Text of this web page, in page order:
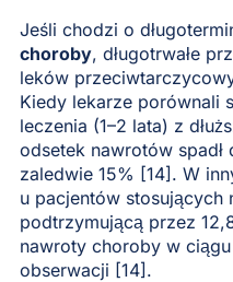
Jeśli chodzi o
choroby, długotrwałe
leków
Kiedy lekarze porównali
leczenia (1–2 lata) z
odsetek nawrotów
zaledwie 15% [14]. W
u pacjentów stosujących
podtrzymującą przez
nawroty choroby w
obserwacji [14].